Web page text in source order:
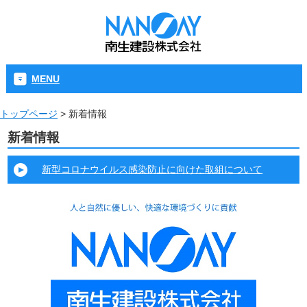
MENU
トップページ > 新着情報
新着情報
新型コロナウイルス感染防止に向けた取組について